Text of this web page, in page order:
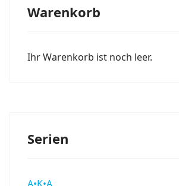
Warenkorb
Ihr Warenkorb ist noch leer.
Serien